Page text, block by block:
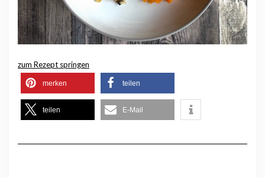
zum Rezept springen
merken teilen
teilen E-Mail